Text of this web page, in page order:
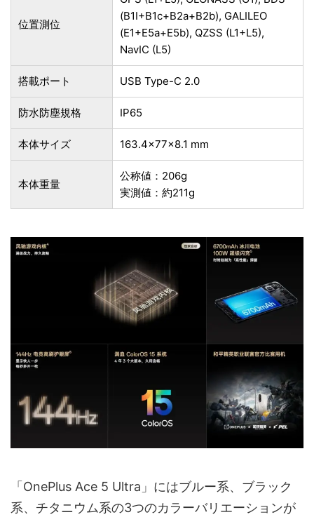
位置測位
(B1I+B1c+B2a+B2b), GALILEO
(E1+E5a+E5b), QZSS (L1+L5),
NavIC (L5)
搭載ポート USB Type-C 2.0
防水防塵規格 IP65
本体サイズ 163.4×77×8.1 mm
本体重量
公称値：206g
実測値：約211g
「OnePlus Ace 5 Ultra」にはブルー系、ブラック
系、チタニウム系の3つのカラーバリエーションが